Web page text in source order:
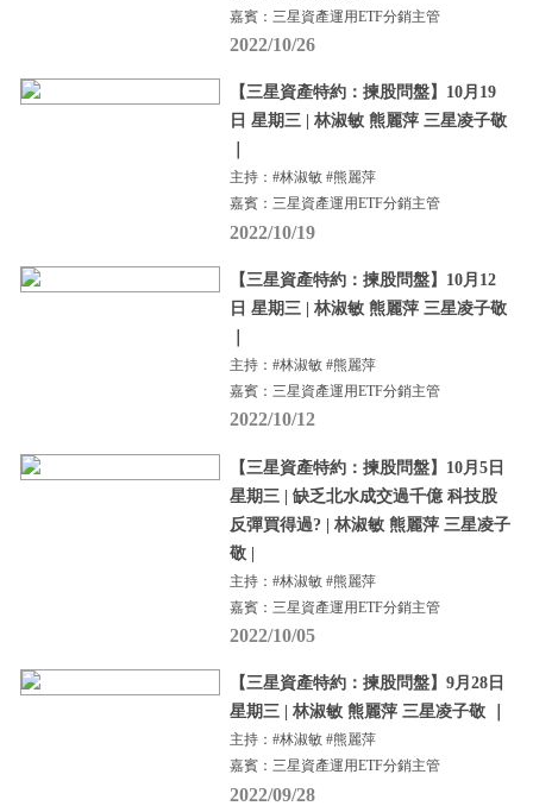
嘉賓：三星資產運用ETF分銷主管
2022/10/26
【三星資產特約：揀股問盤】10月19
日 星期三 | 林淑敏 熊麗萍 三星凌子敬
主持：#林淑敏 #熊麗萍
嘉賓：三星資產運用ETF分銷主管
2022/10/19
【三星資產特約：揀股問盤】10月12
日 星期三 | 林淑敏 熊麗萍 三星凌子敬
主持：#林淑敏 #熊麗萍
嘉賓：三星資產運用ETF分銷主管
2022/10/12
【三星資產特約：揀股問盤】10月5日
星期三 | 缺乏北水成交過千億 科技股
反彈買得過? | 林淑敏 熊麗萍 三星凌子
敬 |
主持：#林淑敏 #熊麗萍
嘉賓：三星資產運用ETF分銷主管
2022/10/05
【三星資產特約：揀股問盤】9月28日
星期三 | 林淑敏 熊麗萍 三星凌子敬 ｜
主持：#林淑敏 #熊麗萍
嘉賓：三星資產運用ETF分銷主管
2022/09/28